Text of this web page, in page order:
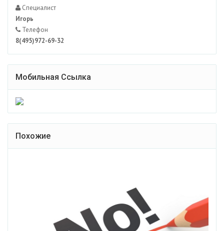
Специалист
Игорь
Телефон
8(495)972-69-32
Мобильная Ссылка
Похожие